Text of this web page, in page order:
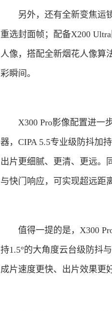
另外，还有全新变焦运镜
重选封面帧；配备X200
人像，搭配全新烟花人像算
彩瞬间。
X300 Pro影像配置进一步
器，CIPA 5.5专业级防抖加
出片更细腻、更清、更远。
与快门响应，可实现超远距
值得一提的是，X300 Pro
持1.5°的大角度云台级防抖
成片速度更快、出片效果更